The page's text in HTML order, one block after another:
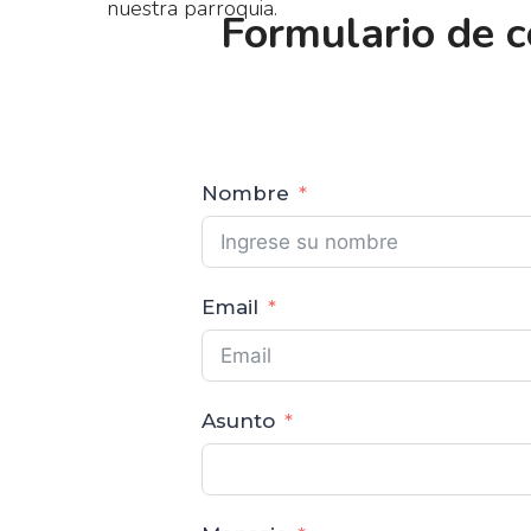
nuestra parroquia.Formulario de
Nombre
Email
Asunto